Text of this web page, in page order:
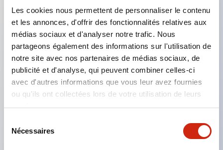
Les cookies nous permettent de personnaliser le contenu
et les annonces, d'offrir des fonctionnalités relatives aux
médias sociaux et d'analyser notre trafic. Nous
partageons également des informations sur l'utilisation de
notre site avec nos partenaires de médias sociaux, de
publicité et d'analyse, qui peuvent combiner celles-ci
avec d'autres informations que vous leur avez fournies
ou qu'ils ont collectées lors de votre utilisation de leurs
services.
Nécessaires
Caractéristiques clés
Bloc de contact à 2 étages avec 2 contacts,
permettant une configuration à 4 contacts
(assurant l'isolation entre les 2 contacts).
Profondeur du panneau de 39,9 mm (*bloc de
contact à 11 étages), 59,9 mm (*bloc de contact à